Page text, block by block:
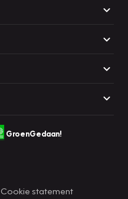
GroenGedaan!
Cookie statement